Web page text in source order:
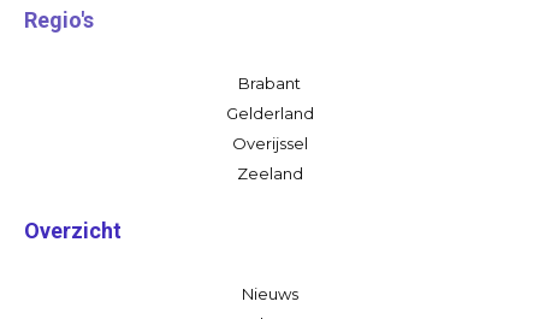
Regio's
Brabant
Gelderland
Overijssel
Zeeland
Overzicht
Nieuws